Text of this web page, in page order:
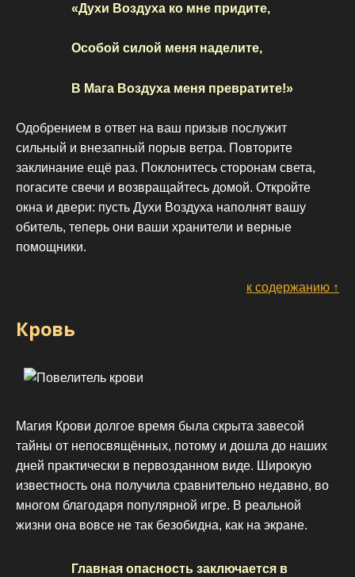
«Духи Воздуха ко мне придите,
Особой силой меня наделите,
В Мага Воздуха меня превратите!»
Одобрением в ответ на ваш призыв послужит
сильный и внезапный порыв ветра. Повторите
заклинание ещё раз. Поклонитесь сторонам света,
погасите свечи и возвращайтесь домой. Откройте
окна и двери: пусть Духи Воздуха наполнят вашу
обитель, теперь они ваши хранители и верные
помощники.
к содержанию ↑
Кровь
Магия Крови долгое время была скрыта завесой
тайны от непосвящённых, потому и дошла до наших
дней практически в первозданном виде. Широкую
известность она получила сравнительно недавно, во
многом благодаря популярной игре. В реальной
жизни она вовсе не так безобидна, как на экране.
Главная опасность заключается в